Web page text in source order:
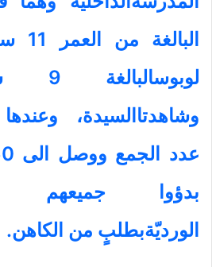
لوبوسالبالغة
9
وشاهدتاالسيدة،
بدؤوا جميعهم
الورديّةبطلبٍ من الكاهن.